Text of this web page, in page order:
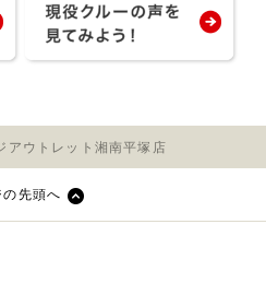
アウトレット湘南平塚店
の先頭へ